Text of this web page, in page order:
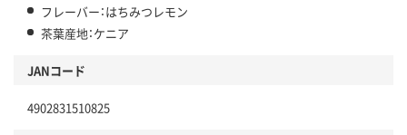
フレーバー：はちみつレモン
茶葉産地：ケニア
JANコード
4902831510825